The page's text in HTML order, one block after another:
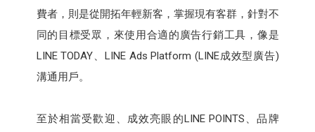
費者，則是從開拓年輕新客，掌握現有客群，針對不
同的目標受眾，來使用合適的廣告行銷工具，像是
LINE TODAY、LINE Ads Platform (LINE成效型廣告)
溝通用戶。
至於相當受歡迎、成效亮眼的LINE POINTS、品牌